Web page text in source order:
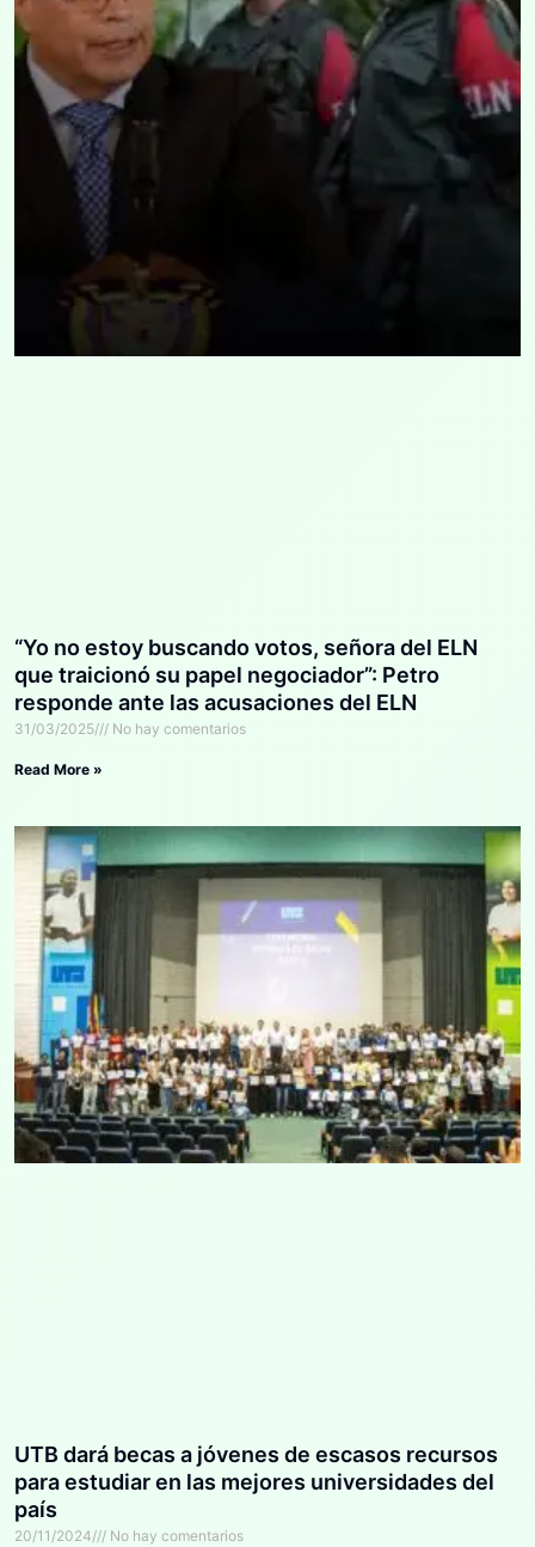
“Yo no estoy buscando votos, señora del ELN
que traicionó su papel negociador”: Petro
responde ante las acusaciones del ELN
31/03/2025 No hay comentarios
Read More »
UTB dará becas a jóvenes de escasos recursos
para estudiar en las mejores universidades del
país
20/11/2024 No hay comentarios